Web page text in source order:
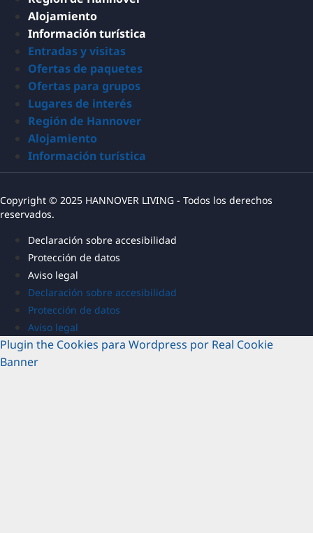
Alojamiento
Información turística
Entradas y visitas
Ofertas de paquetes
Ofertas para grupos
Lugares de interés
Región de Hannover
Alojamiento
Información turística
Copyright © 2025 HANNOVER LIVING - Todos los derechos
reservados.
Declaración sobre accesibilidad
Protección de datos
Aviso legal
Declaración sobre accesibilidad
Protección de datos
Aviso legal
Plugin the Cookies para Wordpress por Real Cookie
Banner